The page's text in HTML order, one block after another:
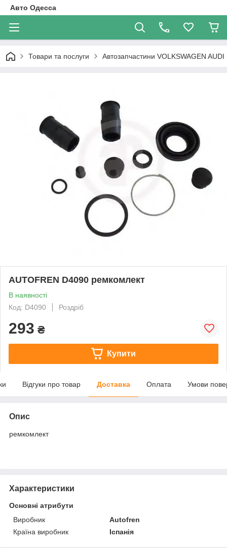
Авто Одесса
Товари та послуги Автозапчастини VOLKSWAGEN AUDI
AUTOFREN D4090 ремкомлект
В наявності
Код: D4090
Роздріб
293 ₴
Купити
Відгуки про товар Доставка Оплата Умови
Опис
ремкомлект
Характеристики
Основні атрибути
Виробник
Autofren
Країна виробник
Іспанія